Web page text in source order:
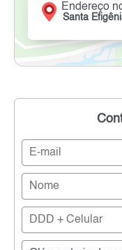
Endereço
Santa